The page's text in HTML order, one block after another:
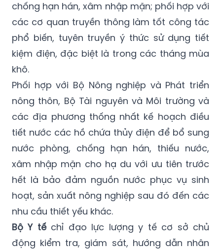
nước, xâm nhập mặn; bảo đảm cung cấp
điện cho các trạm bơm phục vụ phòng,
chống hạn hán, xâm nhập mặn; phối hợp với
các cơ quan truyền thông làm tốt công tác
phổ biến, tuyên truyền ý thức sử dụng tiết
kiệm điện, đặc biệt là trong các tháng mùa
khô.
Phối hợp với Bộ Nông nghiệp và Phát triển
nông thôn, Bộ Tài nguyên và Môi trường và
các địa phương thống nhất kế hoạch điều
tiết nước các hồ chứa thủy điện để bổ sung
nước phòng, chống hạn hán, thiếu nước,
xâm nhập mặn cho hạ du với ưu tiên trước
hết là bảo đảm nguồn nước phục vụ sinh
hoạt, sản xuất nông nghiệp sau đó đến các
nhu cầu thiết yếu khác.